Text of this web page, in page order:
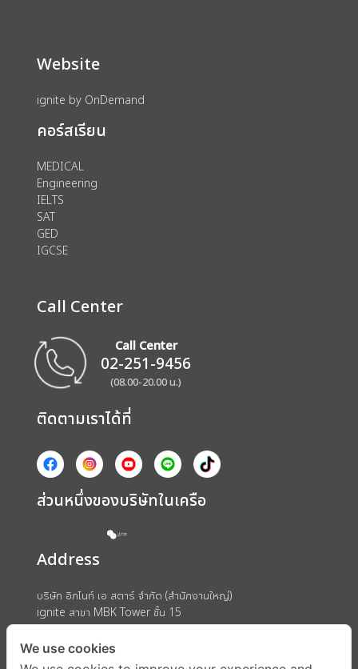
Website
ignite by OnDemand
คอร์สเรียน
MEDICAL
Engineering
IELTS
SAT
GED
IGCSE
Call Center
Call Center
02-251-9456
(08.00-20.00 น.)
ติดตามเราได้ที่
ส่วนหนึ่งของบริษัทในเครือ
Address
บริษัท อิกไนท์ เอ สตาร์ จำกัด (สำนักงานใหญ่)
ignite สาขา MBK Tower ชั้น 15
ถนนพญาไท แขวงวังใหม่ เขตปทุมวัน กรุงเทพมหานคร 10330
We use cookies